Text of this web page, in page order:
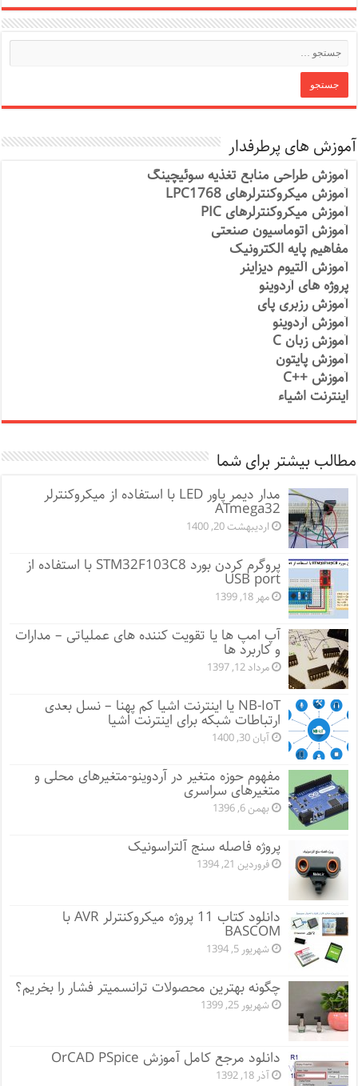
آموزش های پرطرفدار
آموزش طراحی منابع تغذیه سوئیچینگ
آموزش میکروکنترلرهای LPC1768
آموزش میکروکنترلرهای PIC
آموزش اتوماسیون صنعتی
مفاهیم پایه الکترونیک
آموزش آلتیوم دیزاینر
پروژه های آردوینو
آموزش رزبری پای
آموزش آردوینو
آموزش زبان C
آموزش پایتون
آموزش ++C
اینترنت اشیاء
مطالب بیشتر برای شما
مدار دیمر پاور LED با استفاده از میکروکنترلر
ATmega32
اردیبهشت 20, 1400
پروگرم کردن بورد STM32F103C8 با استفاده از
USB port
مهر 18, 1399
آپ امپ ها یا تقویت کننده های عملیاتی – مدارات
و کاربرد ها
مرداد 12, 1397
NB-IoT یا اینترنت اشیا کم پهنا – نسل بعدی
ارتباطات شبکه برای اینترنت اشیا
آبان 30, 1400
مفهوم حوزه متغیر در آردوینو-متغیرهای محلی و
متغیرهای سراسری
بهمن 6, 1396
پروژه فاصله سنج آلتراسونیک
فروردین 21, 1394
دانلود کتاب 11 پروژه میکروکنترلر AVR با
BASCOM
شهریور 5, 1394
چگونه بهترین محصولات ترانسمیتر فشار را بخریم؟
شهریور 25, 1399
دانلود مرجع کامل آموزش OrCAD PSpice
آذر 18, 1392